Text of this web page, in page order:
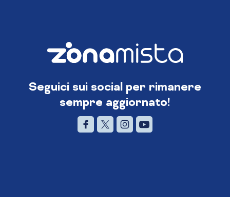
Seguici sui social per rimanere
sempre aggiornato!